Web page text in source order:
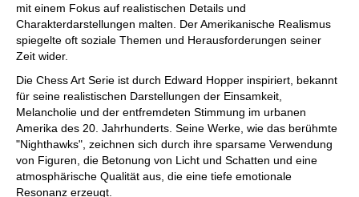
mit einem Fokus auf realistischen Details und
Charakterdarstellungen malten. Der Amerikanische Realismus
spiegelte oft soziale Themen und Herausforderungen seiner
Zeit wider.
Die Chess Art Serie ist durch Edward Hopper inspiriert, bekannt
für seine realistischen Darstellungen der Einsamkeit,
Melancholie und der entfremdeten Stimmung im urbanen
Amerika des 20. Jahrhunderts. Seine Werke, wie das berühmte
"Nighthawks", zeichnen sich durch ihre sparsame Verwendung
von Figuren, die Betonung von Licht und Schatten und eine
atmosphärische Qualität aus, die eine tiefe emotionale
Resonanz erzeugt.